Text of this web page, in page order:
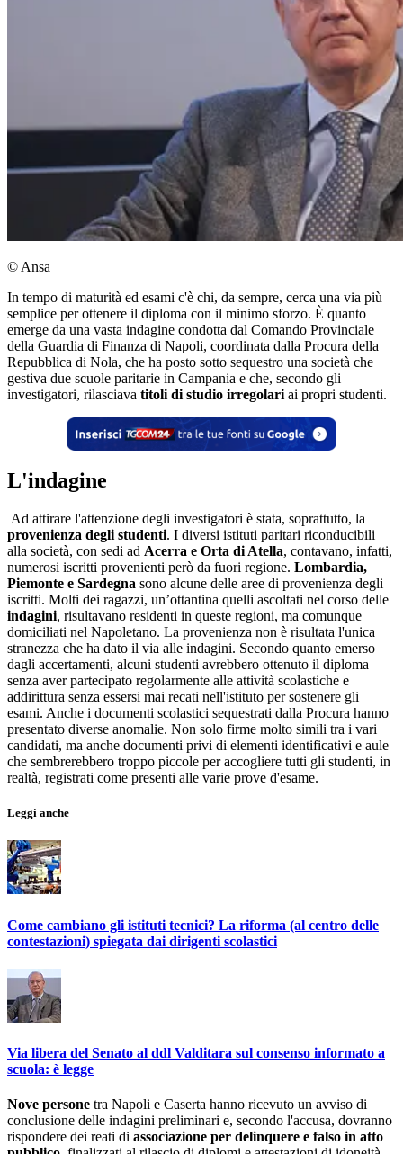
© Ansa
In tempo di maturità ed esami c'è chi, da sempre, cerca una via più
semplice per ottenere il diploma con il minimo sforzo. È quanto
emerge da una vasta indagine condotta dal Comando Provinciale
della Guardia di Finanza di Napoli, coordinata dalla Procura della
Repubblica di Nola, che ha posto sotto sequestro una società che
gestiva due scuole paritarie in Campania e che, secondo gli
investigatori, rilasciava titoli di studio irregolari ai propri studenti.
L'indagine
Ad attirare l'attenzione degli investigatori è stata, soprattutto, la
provenienza degli studenti. I diversi istituti paritari riconducibili
alla società, con sedi ad Acerra e Orta di Atella, contavano, infatti,
numerosi iscritti provenienti però da fuori regione. Lombardia,
Piemonte e Sardegna sono alcune delle aree di provenienza degli
iscritti. Molti dei ragazzi, un’ottantina quelli ascoltati nel corso delle
indagini, risultavano residenti in queste regioni, ma comunque
domiciliati nel Napoletano. La provenienza non è risultata l'unica
stranezza che ha dato il via alle indagini. Secondo quanto emerso
dagli accertamenti, alcuni studenti avrebbero ottenuto il diploma
senza aver partecipato regolarmente alle attività scolastiche e
addirittura senza essersi mai recati nell'istituto per sostenere gli
esami. Anche i documenti scolastici sequestrati dalla Procura hanno
presentato diverse anomalie. Non solo firme molto simili tra i vari
candidati, ma anche documenti privi di elementi identificativi e aule
che sembrerebbero troppo piccole per accogliere tutti gli studenti, in
realtà, registrati come presenti alle varie prove d'esame.
Leggi anche
Come cambiano gli istituti tecnici? La riforma (al centro delle
contestazioni) spiegata dai dirigenti scolastici
Via libera del Senato al ddl Valditara sul consenso informato a
scuola: è legge
Nove persone tra Napoli e Caserta hanno ricevuto un avviso di
conclusione delle indagini preliminari e, secondo l'accusa, dovranno
rispondere dei reati di associazione per delinquere e falso in atto